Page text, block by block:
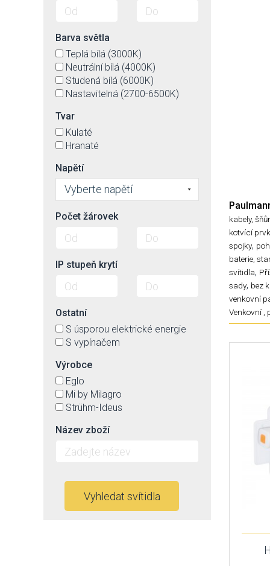
kabely,
kotvící
spojky,
baterie,
svítidla,
sady, bez
venkovní
Venkovní ,
Barva světla
Teplá bílá (3000K)
Neutrální bílá (4000K)
Studená bílá (6000K)
Nastavitelná (2700-6500K)
Tvar
Kulaté
Hranaté
Napětí
Vyberte napětí
Počet žárovek
IP stupeň krytí
Ostatní
S úsporou elektrické energie
S vypínačem
Výrobce
Eglo
Mi by Milagro
Strühm-Ideus
Název zboží
Vyhledat svítidla